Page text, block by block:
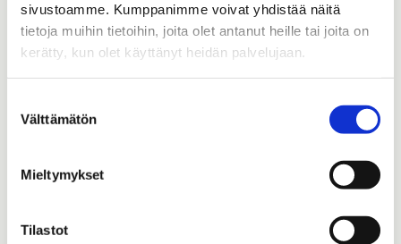
sivustoamme. Kumppanimme voivat yhdistää näitä
tietoja muihin tietoihin, joita olet antanut heille tai joita on
kerätty, kun olet käyttänyt heidän palvelujaan.
valinta
Välttämätön
Mieltymykset
Tilastot
Ei saavutettava sisältö
* Kohtuuton rasite
rekisteröityneiden ilmoittajien käytössä. Uudet julkaistavat
pdf-muotoiset ja kaikille avoimet lehdet täyttävät
Huomasitko